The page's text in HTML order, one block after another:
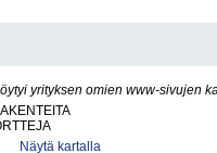
yrityksen omien www-sivujen
Näytä kartalla